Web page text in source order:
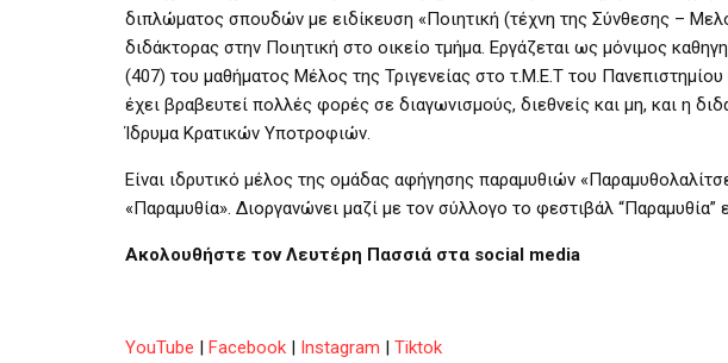
διπλώματος σπουδών με ειδίκευση «Ποιητική (τέχνη της Σύνθεσης –
διδάκτορας στην Ποιητική στο οικείο τμήμα. Εργάζεται ως μόνιμος
(407) του μαθήματος Μέλος της Τριγενείας στο τ.Μ.Ε.Τ του
έχει βραβευτεί πολλές φορές σε διαγωνισμούς, διεθνείς και μη, και η
Ίδρυμα Κρατικών Υποτροφιών.
Είναι ιδρυτικό μέλος της ομάδας αφήγησης παραμυθιών
«Παραμυθία». Διοργανώνει μαζί με τον σύλλογο το φεστιβάλ “Παραμυθία”
Ακολουθήστε τον Λευτέρη Πασσιά στα social media
YouTube | Facebook | Instagram | Tiktok